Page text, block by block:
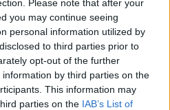
Please note that after your
you may continue seeing
personal information utilized by
to third parties prior to
opt-out of the further
by third parties on the
This information may
parties on the IAB’s List of